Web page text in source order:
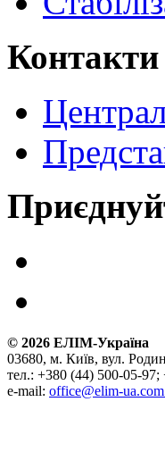
Контакти
© 2026 ЕЛІМ-Україна
03680, м. Київ, вул.
тел.: +380 (44) 500-05-
e-mail: office@elim-